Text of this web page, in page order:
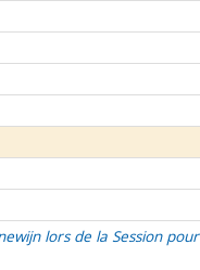
lors de la Session pour